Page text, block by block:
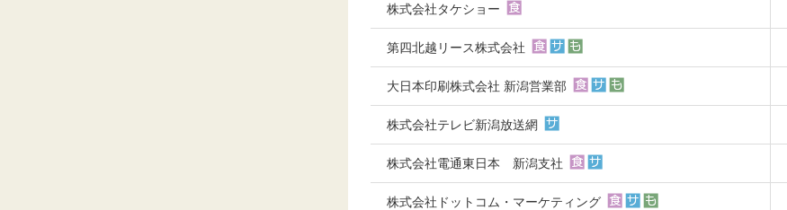
株式会社タケショー
第四北越リース株式会社
大日本印刷株式会社 新潟営業部
株式会社テレビ新潟放送網
株式会社電通東日本 新潟支社
株式会社ドットコム・マーケティング